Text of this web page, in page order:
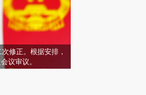
修正。根据安排，
议审议。